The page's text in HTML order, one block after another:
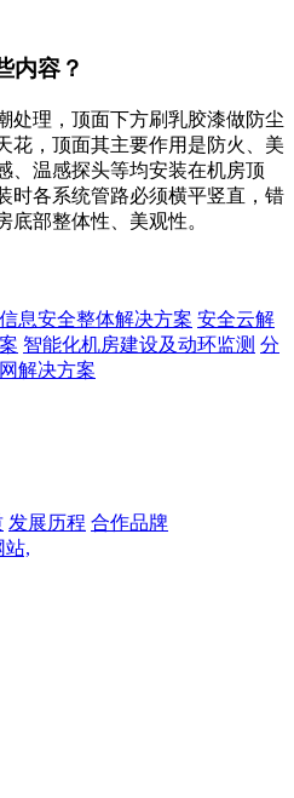
内容？
处理，顶面下方刷乳胶漆做防尘
花，顶面其主要作用是防火、美
、温感探头等均安装在机房顶
时各系统管路必须横平竖直，错
部整体性、美观性。
信息安全整体解决方案 安全云解
智能化机房建设及动环监测 分
解决方案
发展历程 合作品牌
站,